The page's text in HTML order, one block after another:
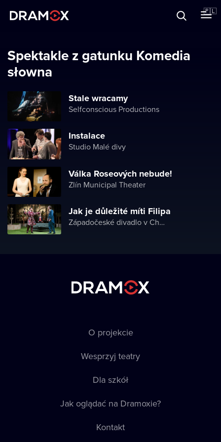
🇵🇱
Zarejestruj się
Spektakle z gatunku Komedia
słowna
Stale wracamy
Selfconscious Productions
Instalace
Studio Malé divy
Válka Roseových nebude!
Zlín Municipal Theater
Jak je důležité míti Filipa
Západočeské divadlo v Chebu
O projekcie
Wesprzyj teatry
Dla szkół
Jak oglądać na Dramoxie?
Kontakt